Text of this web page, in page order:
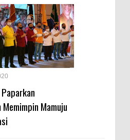
Mamuju